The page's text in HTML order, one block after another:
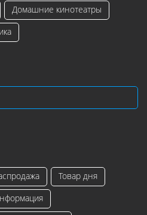
Домашние кинотеатры
Товар дня